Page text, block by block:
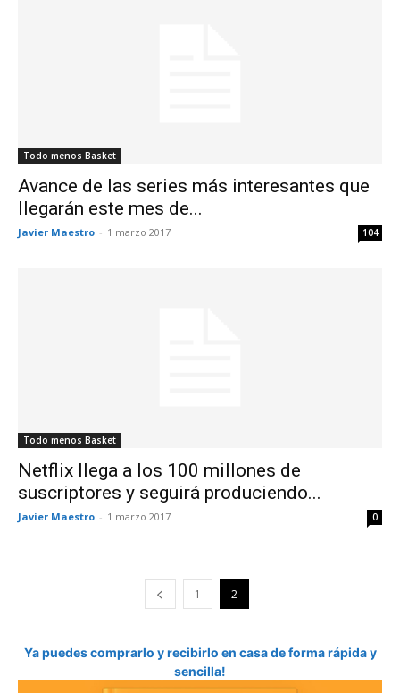
Todo menos Basket
Avance de las series más interesantes que
llegarán este mes de...
Javier Maestro - 1 marzo 2017 104
Todo menos Basket
Netflix llega a los 100 millones de
suscriptores y seguirá produciendo...
Javier Maestro - 1 marzo 2017 0
1 2
Ya puedes comprarlo y recibirlo en casa de forma rápida y
sencilla!